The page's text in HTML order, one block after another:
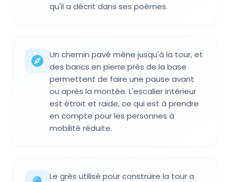
qu'il a décrit dans ses poèmes.
Un chemin pavé mène jusqu'à la tour, et
des bancs en pierre près de la base
permettent de faire une pause avant
ou après la montée. L'escalier intérieur
est étroit et raide, ce qui est à prendre
en compte pour les personnes à
mobilité réduite.
Le grès utilisé pour construire la tour a